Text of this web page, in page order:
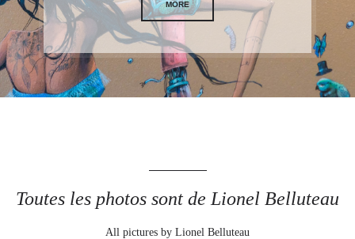
MORE
Toutes les photos sont de Lionel Belluteau
All pictures by Lionel Belluteau